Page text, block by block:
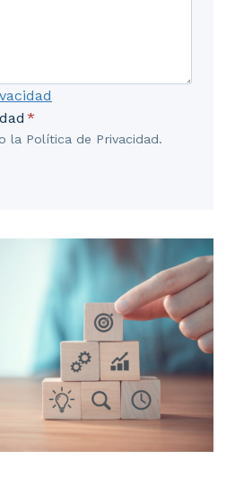
*
la Política de Privacidad.